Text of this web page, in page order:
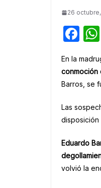
26
F
c
e
o
k
En la
conmoción
Barros, se
Las
disposición
Eduardo
volvió la